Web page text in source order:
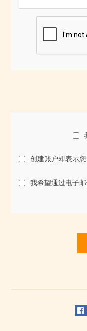
创建账户即表示
我希望通过电子